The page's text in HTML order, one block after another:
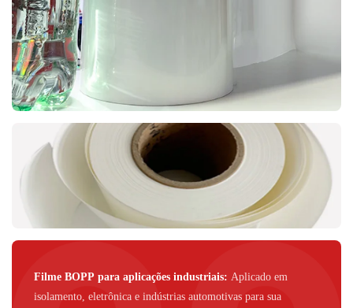
Filme BOPP para aplicações industriais: Aplicado em
isolamento, eletrônica e indústrias automotivas para sua